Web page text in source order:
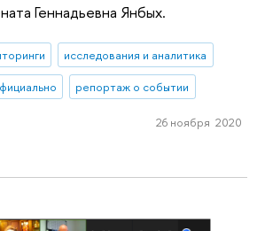
Геннадьевна Янбых.
исследования и аналитика
репортаж о событии
26 ноября 2020